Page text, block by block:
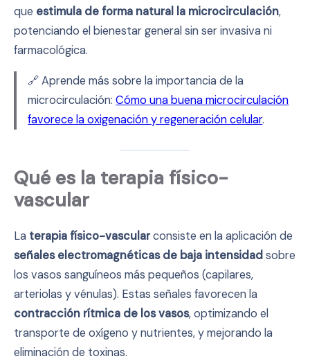
que estimula de forma natural la microcirculación,
potenciando el bienestar general sin ser invasiva ni
farmacológica.
🔗 Aprende más sobre la importancia de la
microcirculación:Cómo una buena microcirculación
favorece la oxigenación y regeneración celular.
Qué es la terapia físico-
vascular
La terapia físico-vascularconsiste en la aplicación de
señales electromagnéticas de baja intensidadsobre
los vasos sanguíneos más pequeños (capilares,
arteriolas y vénulas). Estas señales favorecen la
contracción rítmica de los vasos, optimizando el
transporte de oxígeno y nutrientes, y mejorando la
eliminación de toxinas.